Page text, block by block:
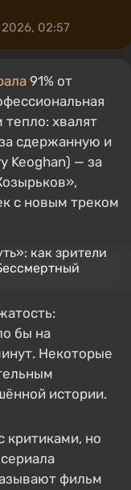
02:57
91% от
хвалят
сдержанную и
Keoghan) — за
с новым треком
бы на
Некоторые
истории.
критиками, но
фильм